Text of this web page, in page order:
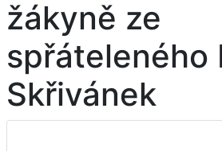
žákyně ze
spřáteleného
Skřivánek